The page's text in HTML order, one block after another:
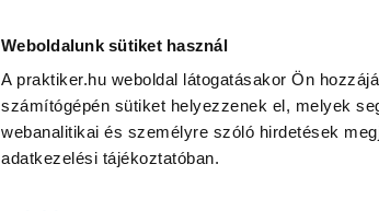
Weboldalunk sütiket használ
A praktiker.hu weboldal látogatásakor Ön
számítógépén sütiket helyezzenek el, melyek
webanalitikai és személyre szóló hirdetések
adatkezelési tájékoztatóban.